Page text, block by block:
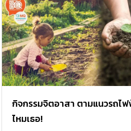
กิจกรรมจิตอาสา ตามแนวรถไฟ
ไหมเธอ!